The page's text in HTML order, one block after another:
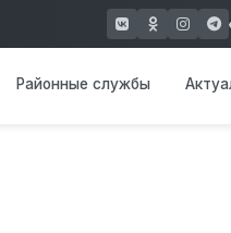
(открывается
Районные службы